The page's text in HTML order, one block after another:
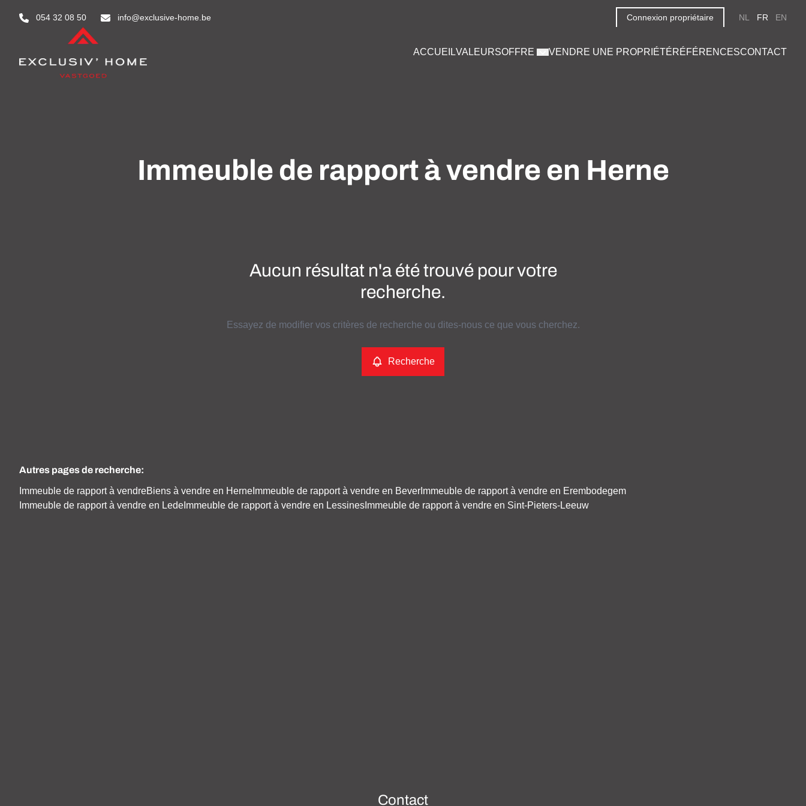
054 32 08 50 info@exclusive-home.be Connexion propriétaire NL FR EN
ACCUEILVALEURSOFFRE VENDRE UNE PROPRIÉTÉRÉFÉRENCESCONTACT
Immeuble de rapport à vendre en Herne
Aucun résultat n'a été trouvé pour votre
recherche.
Essayez de modifier vos critères de recherche ou dites-nous ce que vous cherchez.
Recherche
Autres pages de recherche:
Immeuble de rapport à vendreBiens à vendre en Herne Immeuble de rapport à vendre en Bever Immeuble de rapport à vendre en Erembodegem
Immeuble de rapport à vendre en Lede Immeuble de rapport à vendre en Lessines Immeuble de rapport à vendre en Sint-Pieters-Leeuw
Contact